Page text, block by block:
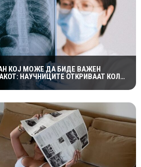
КОЈ МОЖЕ ДА БИДЕ ВАЖЕН
НАУЧНИЦИТЕ ОТКРИВААТ КОЛКУ